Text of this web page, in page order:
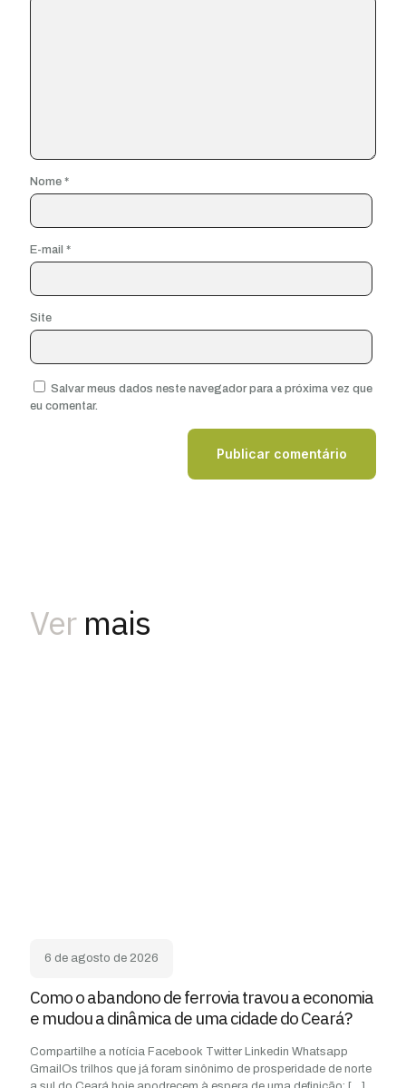
Nome *
E-mail *
Site
Salvar meus dados neste navegador para a próxima vez que
eu comentar.
Ver mais
6 de agosto de 2026
Como o abandono de ferrovia travou a economia
e mudou a dinâmica de uma cidade do Ceará?
Compartilhe a notícia Facebook Twitter Linkedin Whatsapp
GmailOs trilhos que já foram sinônimo de prosperidade de norte